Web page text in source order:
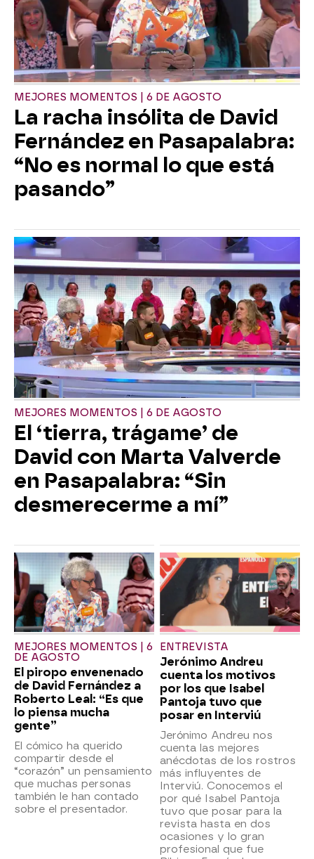
MEJORES MOMENTOS | 6 DE AGOSTO
La racha insólita de David
Fernández en Pasapalabra:
“No es normal lo que está
pasando”
MEJORES MOMENTOS | 6 DE AGOSTO
El ‘tierra, trágame’ de
David con Marta Valverde
en Pasapalabra: “Sin
desmerecerme a mí”
MEJORES MOMENTOS | 6
DE AGOSTO
El piropo envenenado
de David Fernández a
Roberto Leal: “Es que
lo piensa mucha
gente”
El cómico ha querido
compartir desde el
“corazón” un pensamiento
que muchas personas
también le han contado
sobre el presentador.
ENTREVISTA
Jerónimo Andreu
cuenta los motivos
por los que Isabel
Pantoja tuvo que
posar en Interviú
Jerónimo Andreu nos
cuenta las mejores
anécdotas de los rostros
más influyentes de
Interviú. Conocemos el
por qué Isabel Pantoja
tuvo que posar para la
revista hasta en dos
ocasiones y lo gran
profesional que fue